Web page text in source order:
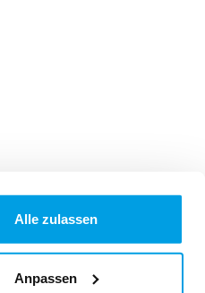
Alle zulassen
Anpassen